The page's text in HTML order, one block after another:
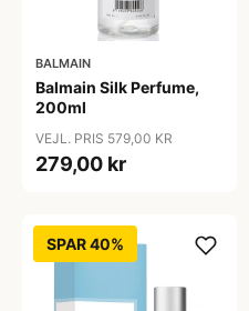
BALMAIN
Balmain Silk Perfume,
200ml
VEJL. PRIS 579,00 KR
279,00 kr
SPAR 40%